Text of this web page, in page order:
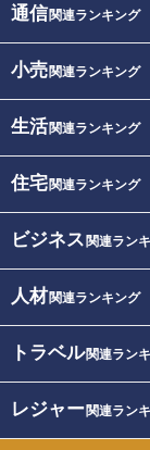
通信関連ランキング
小売関連ランキング
生活関連ランキング
住宅関連ランキング
ビジネス 関連ラン
人材関連ランキング
トラベル関連ラン
レジャー関連ラン